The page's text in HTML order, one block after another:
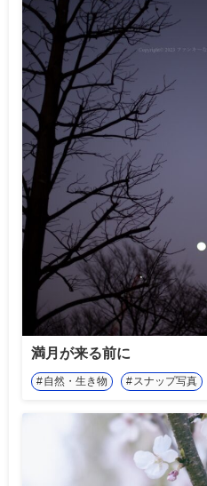
満月が来る前に
自然・生き物 スナップ写真